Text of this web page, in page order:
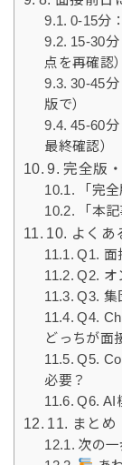
0-15分
15-30
点を再確認）
30-45
版で）
45-60
最終確認）
9. 完全版
「完
「本
10. よくあ
Q1. 面
Q2. オ
Q3. 集
Q4.
どっちが面
Q5.
必要？
Q6. AI
11. まとめ
次の